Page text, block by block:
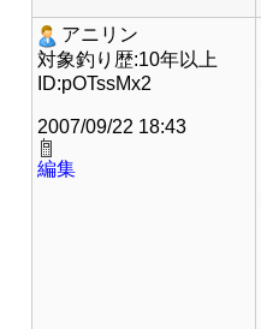
アニリン
対象釣り歴:10年以上
ID:pOTssMx2
2007/09/22 18:43
編集